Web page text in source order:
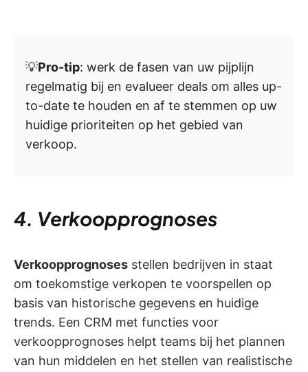
💡Pro-tip: werk de fasen van uw pijplijn
regelmatig bij en evalueer deals om alles up-
to-date te houden en af te stemmen op uw
huidige prioriteiten op het gebied van
verkoop.
4. Verkoopprognoses
Verkoopprognoses stellen bedrijven in staat
om toekomstige verkopen te voorspellen op
basis van historische gegevens en huidige
trends. Een CRM met functies voor
verkoopprognoses helpt teams bij het plannen
van hun middelen en het stellen van realistische